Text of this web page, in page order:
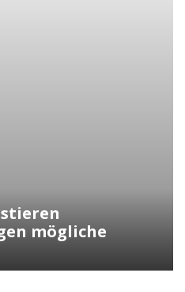
Regeln